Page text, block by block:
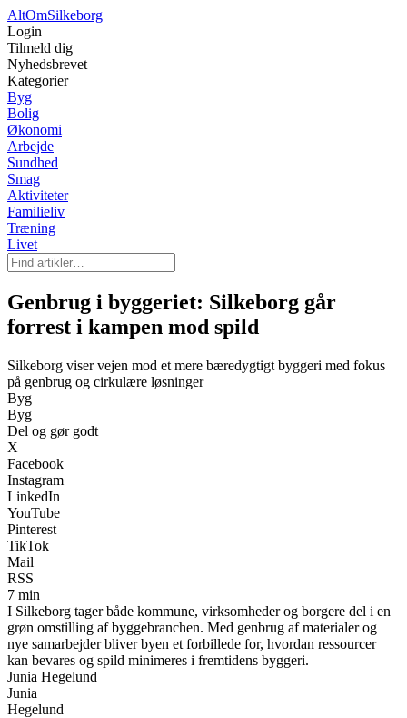
AltOmSilkeborg
Login
Tilmeld dig
Nyhedsbrevet
Kategorier
Byg
Bolig
Økonomi
Arbejde
Sundhed
Smag
Aktiviteter
Familieliv
Træning
Livet
Genbrug i byggeriet: Silkeborg går
forrest i kampen mod spild
Silkeborg viser vejen mod et mere bæredygtigt byggeri med fokus
på genbrug og cirkulære løsninger
Byg
Byg
Del og gør godt
X
Facebook
Instagram
LinkedIn
YouTube
Pinterest
TikTok
Mail
RSS
7 min
I Silkeborg tager både kommune, virksomheder og borgere del i en
grøn omstilling af byggebranchen. Med genbrug af materialer og
nye samarbejder bliver byen et forbillede for, hvordan ressourcer
kan bevares og spild minimeres i fremtidens byggeri.
Junia Hegelund
Junia
Hegelund